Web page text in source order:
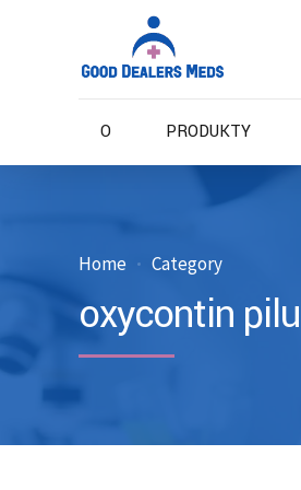
O PRODUKTY
Home Category
oxycontin